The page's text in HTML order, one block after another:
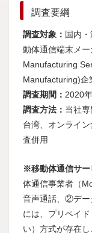
調査要綱
調査対象： 国内
動体通信端末メ
Manufacturing
Manufacturing)
調査期間： 2020
調査方法： 当社
台湾、オンライ
査併用
※移動体通信サー
体通信事業者（
音声通話、②デー
には、プリペイ
い）方式が存在